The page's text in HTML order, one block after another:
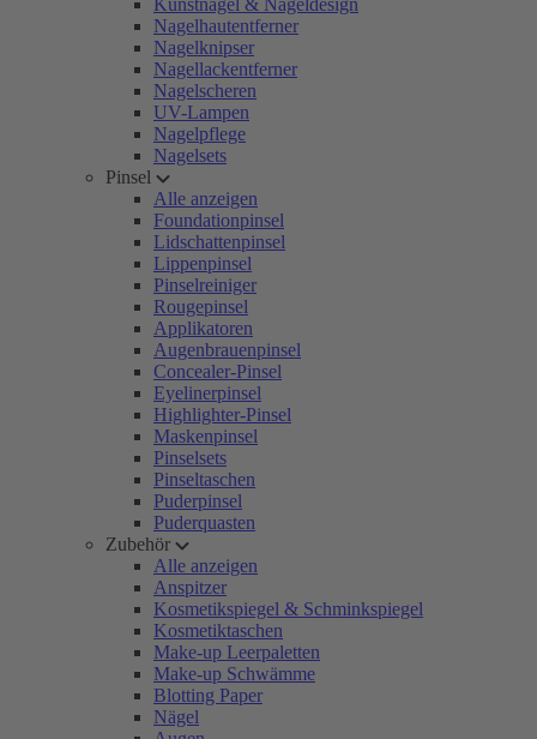
Kunstnägel & Nageldesign
Nagelhautentferner
Nagelknipser
Nagellackentferner
Nagelscheren
UV-Lampen
Nagelpflege
Nagelsets
Pinsel
Alle anzeigen
Foundationpinsel
Lidschattenpinsel
Lippenpinsel
Pinselreiniger
Rougepinsel
Applikatoren
Augenbrauenpinsel
Concealer-Pinsel
Eyelinerpinsel
Highlighter-Pinsel
Maskenpinsel
Pinselsets
Pinseltaschen
Puderpinsel
Puderquasten
Zubehör
Alle anzeigen
Anspitzer
Kosmetikspiegel & Schminkspiegel
Kosmetiktaschen
Make-up Leerpaletten
Make-up Schwämme
Blotting Paper
Nägel